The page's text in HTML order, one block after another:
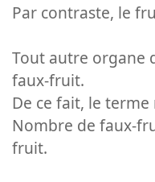
Par contraste, le
Tout autre organe
faux-fruit.
De ce fait, le
Nombre de faux-
fruit.